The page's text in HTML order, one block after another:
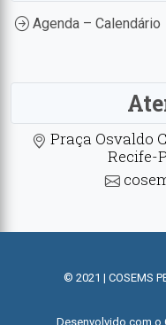
Agenda – Calendário
Praça Osvaldo
Recife-
© 2021 | COSEMS
Desenvolvido com o